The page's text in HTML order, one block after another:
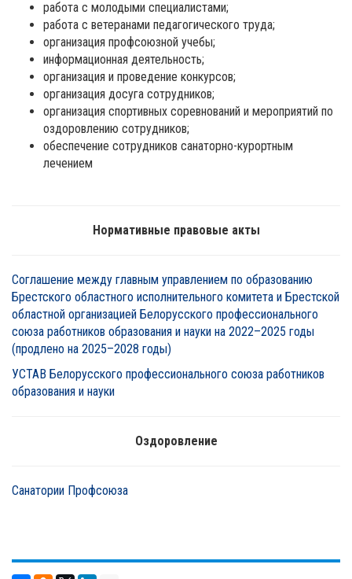
работа с молодыми специалистами;
работа с ветеранами педагогического труда;
организация профсоюзной учебы;
информационная деятельность;
организация и проведение конкурсов;
организация досуга сотрудников;
организация спортивных соревнований и мероприятий по
оздоровлению сотрудников;
обеспечение сотрудников санаторно-курортным
лечением
Нормативные правовые акты
Соглашение между главным управлением по образованию
Брестского областного исполнительного комитета и Брестской
областной организацией Белорусского профессионального
союза работников образования и науки на 2022–2025 годы
(продлено на 2025–2028 годы)
УСТАВ Белорусского профессионального союза работников
образования и науки
Оздоровление
Санатории Профсоюза